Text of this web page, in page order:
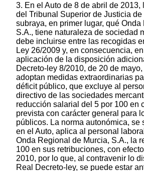
3. En el Auto de 8 de abril de 2013,
del Tribunal Superior de Justicia
subraya, en primer lugar, qué
S.A., tiene naturaleza de sociedad
debe incluirse entre las recogidas
Ley 26/2009 y, en consecuencia,
aplicación de la disposición
Decreto-ley 8/2010, de 20 de
adoptan medidas extraordinarias
déficit público, que excluye al
directivo de las sociedades
reducción salarial del 5 por 100 en
prevista con carácter general para
públicos. La norma autonómica, se
en el Auto, aplica al personal
Onda Regional de Murcia, S.A., la
100 en sus retribuciones, con
2010, por lo que, al contravenir lo
Real Decreto-ley, se puede estar